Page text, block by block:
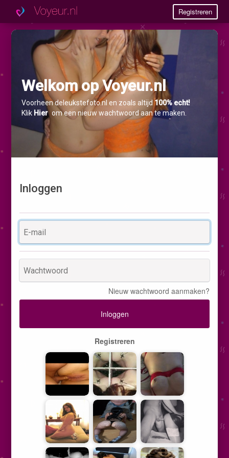
Registreren
Welkom op Voyeur.nl
Voorheen deleukstefoto.nl en zoals altijd 100% echt!
Klik Hier om een nieuw wachtwoord aan te maken.
Inloggen
Nieuw wachtwoord aanmaken?
Inloggen
Registreren